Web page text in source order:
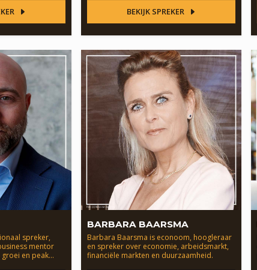
BEKIJK SPREKER
spreker,
mentor
en peak
BARBARA BAARSMA
Barbara Baarsma is econoom, hoogleraar
en spreker over economie, arbeidsmarkt,
financiële markten en duurzaamheid.